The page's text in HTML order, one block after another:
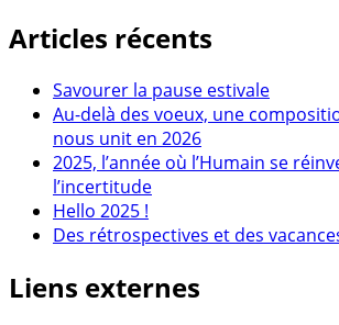
Articles récents
Savourer la pause estivale
Au-delà des voeux, une
nous unit en 2026
2025, l’année où l’Humain se
l’incertitude
Hello 2025 !
Des rétrospectives et des
Liens externes